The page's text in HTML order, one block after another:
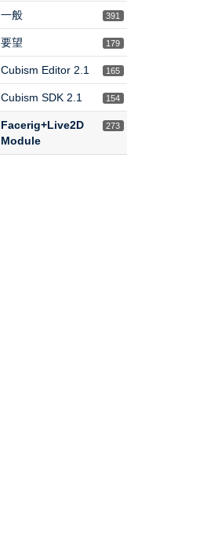
391
一般
179
要望
165
Cubism Editor 2.1
154
Cubism SDK 2.1
273
Facerig+Live2D
Module